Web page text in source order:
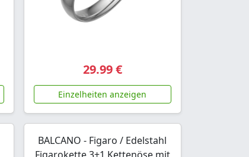
29.99 €
Einzelheiten anzeigen
BALCANO - Figaro / Edelstahl